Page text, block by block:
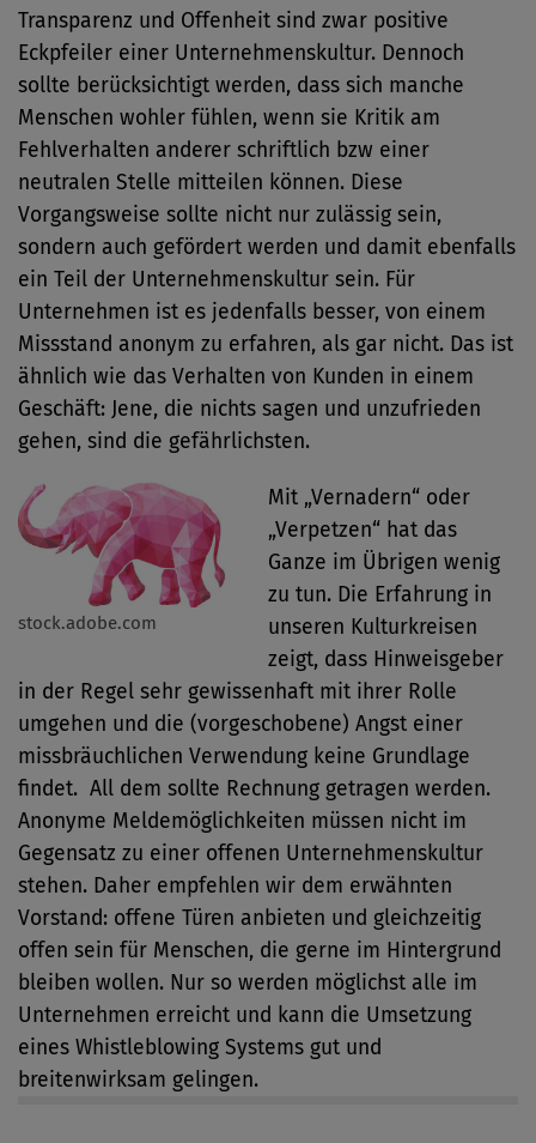
Transparenz und Offenheit sind zwar positive
Eckpfeiler einer Unternehmenskultur. Dennoch
sollte berücksichtigt werden, dass sich manche
Menschen wohler fühlen, wenn sie Kritik am
Fehlverhalten anderer schriftlich bzw einer
neutralen Stelle mitteilen können. Diese
Vorgangsweise sollte nicht nur zulässig sein,
sondern auch gefördert werden und damit ebenfalls
ein Teil der Unternehmenskultur sein. Für
Unternehmen ist es jedenfalls besser, von einem
Missstand anonym zu erfahren, als gar nicht. Das ist
ähnlich wie das Verhalten von Kunden in einem
Geschäft: Jene, die nichts sagen und unzufrieden
gehen, sind die gefährlichsten.
stock.adobe.com
Mit „Vernadern“ oder
„Verpetzen“ hat das
Ganze im Übrigen wenig
zu tun. Die Erfahrung in
unseren Kulturkreisen
zeigt, dass Hinweisgeber
in der Regel sehr gewissenhaft mit ihrer Rolle
umgehen und die (vorgeschobene) Angst einer
missbräuchlichen Verwendung keine Grundlage
findet. All dem sollte Rechnung getragen werden.
Anonyme Meldemöglichkeiten müssen nicht im
Gegensatz zu einer offenen Unternehmenskultur
stehen. Daher empfehlen wir dem erwähnten
Vorstand: offene Türen anbieten und gleichzeitig
offen sein für Menschen, die gerne im Hintergrund
bleiben wollen. Nur so werden möglichst alle im
Unternehmen erreicht und kann die Umsetzung
eines Whistleblowing Systems gut und
breitenwirksam gelingen.